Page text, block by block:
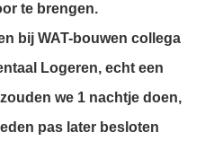
te brengen.
bij WAT-bouwen collega
Logeren, echt een
we 1 nachtje doen,
pas later besloten